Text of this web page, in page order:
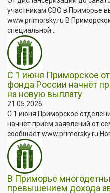
участникам СВО в Приморье
www.primorsky.ru В
специальной...
С 1 июня Приморское
фонда России начнёт
на новую выплату
21.05.2026
С 1 июня Приморское
начнёт приём заявлений от
сообщает www.primorsky.ru
В Приморье
превышением дохода